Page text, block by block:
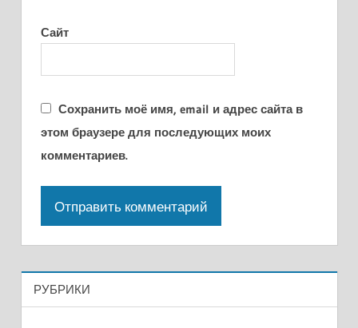
Сайт
Сохранить моё имя, email и адрес сайта в
этом браузере для последующих моих
комментариев.
РУБРИКИ